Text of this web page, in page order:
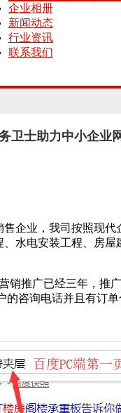
企业相册
新闻动态
行业资讯
联系我们
卫士助力中小企业
企业，我司按照现
水电安装工程、房
销推广已经三年，
咨询电话并且有订单